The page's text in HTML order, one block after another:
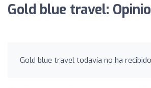
Gold blue travel:
Gold blue travel todavía no ha